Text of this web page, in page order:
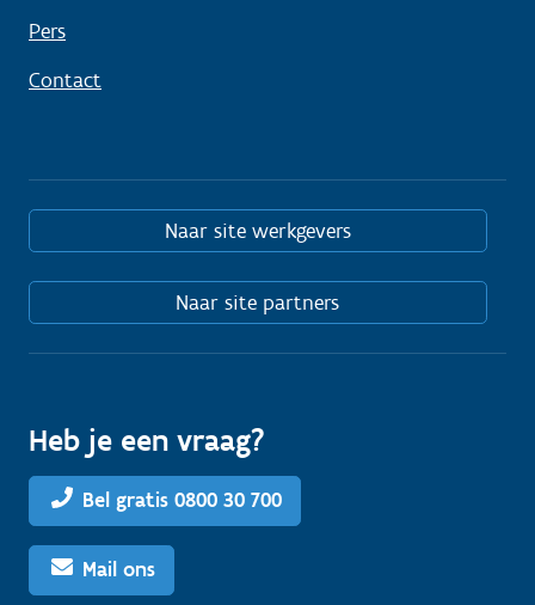
Pers
Contact
Naar site werkgevers
Naar site partners
Heb je een vraag?
Bel gratis 0800 30 700
Mail ons